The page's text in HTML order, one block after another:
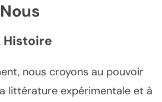
Histoire
nous croyons au pouvoir
littérature expérimentale et à